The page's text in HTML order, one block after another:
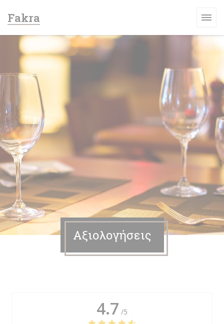
Fakra
Αξιολογήσεις
4.7 /5